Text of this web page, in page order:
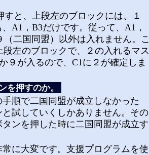
すと、上段左のブロックには、１
A1，B3だけです。従って、A1，
二国同盟）以外は入れません。こ
左のブロックで、２の入れるマス
９が入るので、C1に２が確定しま
を押すのか。
順で二国同盟が成立しなかった
試していくしかありません。その
ンを押した時に二国同盟が成立す
に大変です。支援プログラムを使